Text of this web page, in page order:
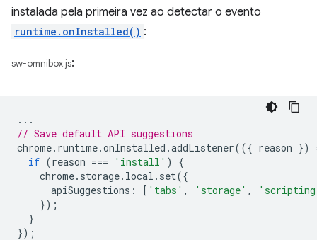
instalada pela primeira vez ao detectar o evento
runtime.onInstalled() :
sw-omnibox.js:
...
// Save default API suggestions
chrome. runtime.onInstalled .addListener(({ reason })
if (reason === 'install' )
{
chrome. storage. local . set({
apiSuggestions : [ 'tabs' , 'storage' ,
});
}
});